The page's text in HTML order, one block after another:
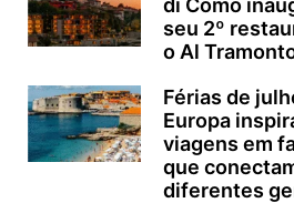
di Como
seu 2º
o Al
Férias de
Europa
viagens em
que
diferentes